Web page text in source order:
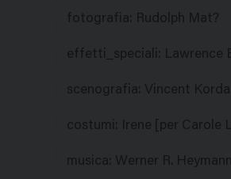
fotografia: Rudolph Mat?
effetti_speciali: Lawrence
scenografia: Vincent Korda
costumi: Irene [per Carole
musica: Werner R. Heymann